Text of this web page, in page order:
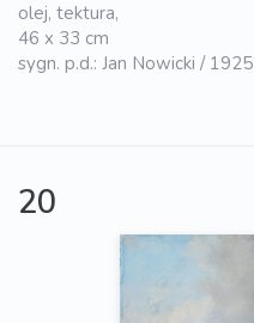
olej, tektura,
46 x 33 cm
sygn. p.d.: Jan Nowicki / 1925
20